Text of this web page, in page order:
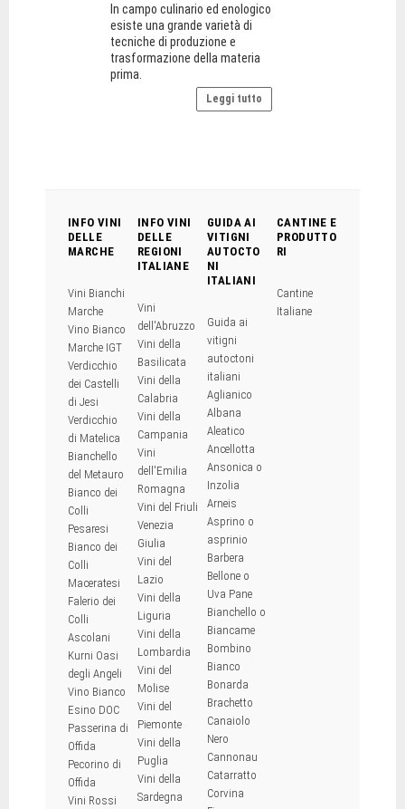
In campo culinario ed enologico
esiste una grande varietà di
tecniche di produzione e
trasformazione della materia
prima.
Leggi tutto
INFO VINI
DELLE
MARCHE
Vini Bianchi
Marche
Vino Bianco
Marche IGT
Verdicchio
dei Castelli
di Jesi
Verdicchio
di Matelica
Bianchello
del Metauro
Bianco dei
Colli
Pesaresi
Bianco dei
Colli
Maceratesi
Falerio dei
Colli
Ascolani
Kurni Oasi
degli Angeli
Vino Bianco
Esino DOC
Passerina di
Offida
Pecorino di
Offida
Vini Rossi
INFO VINI
DELLE
REGIONI
ITALIANE
Vini
dell'Abruzzo
Vini della
Basilicata
Vini della
Calabria
Vini della
Campania
Vini
dell'Emilia
Romagna
Vini del Friuli
Venezia
Giulia
Vini del
Lazio
Vini della
Liguria
Vini della
Lombardia
Vini del
Molise
Vini del
Piemonte
Vini della
Puglia
Vini della
Sardegna
GUIDA AI
VITIGNI
AUTOCTO
NI
ITALIANI
Guida ai
vitigni
autoctoni
italiani
Aglianico
Albana
Aleatico
Ancellotta
Ansonica o
Inzolia
Arneis
Asprino o
asprinio
Barbera
Bellone o
Uva Pane
Bianchello o
Biancame
Bombino
Bianco
Bonarda
Brachetto
Canaiolo
Nero
Cannonau
Catarratto
Corvina
CANTINE E
PRODUTTO
RI
Cantine
Italiane